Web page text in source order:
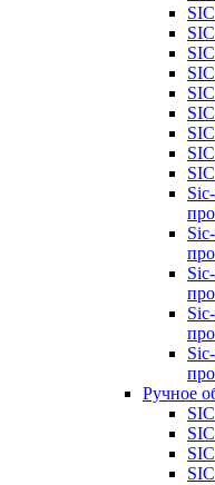
Ручное